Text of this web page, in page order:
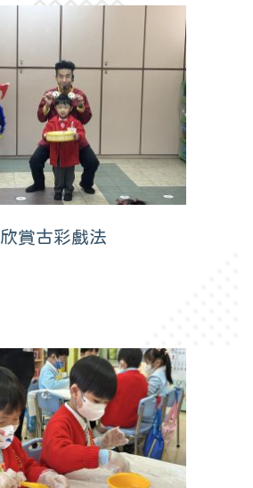
欣賞古彩戲法